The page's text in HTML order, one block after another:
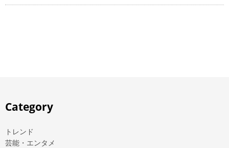
Category
トレンド
芸能・エンタメ